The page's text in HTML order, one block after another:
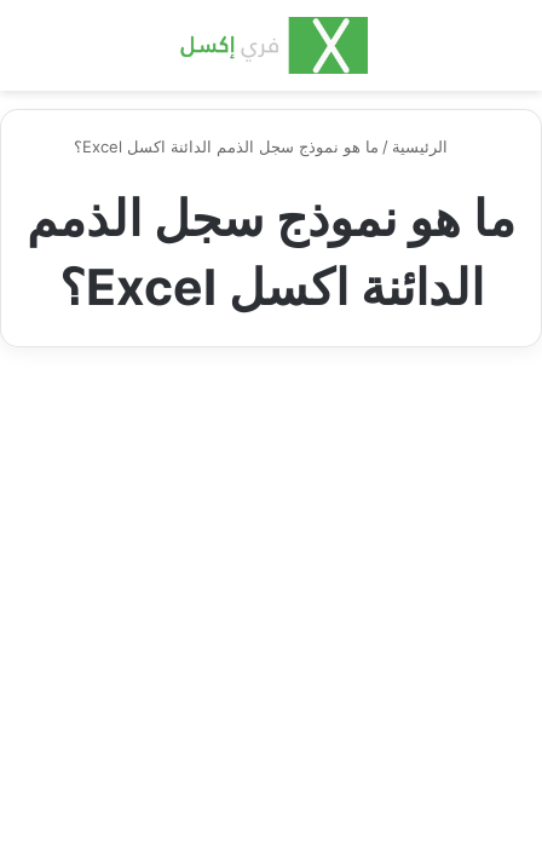
الرئيسية / ما هو نموذج سجل الذمم الدائنة اكسل Excel؟
ما هو نموذج سجل الذمم
الدائنة اكسل Excel؟